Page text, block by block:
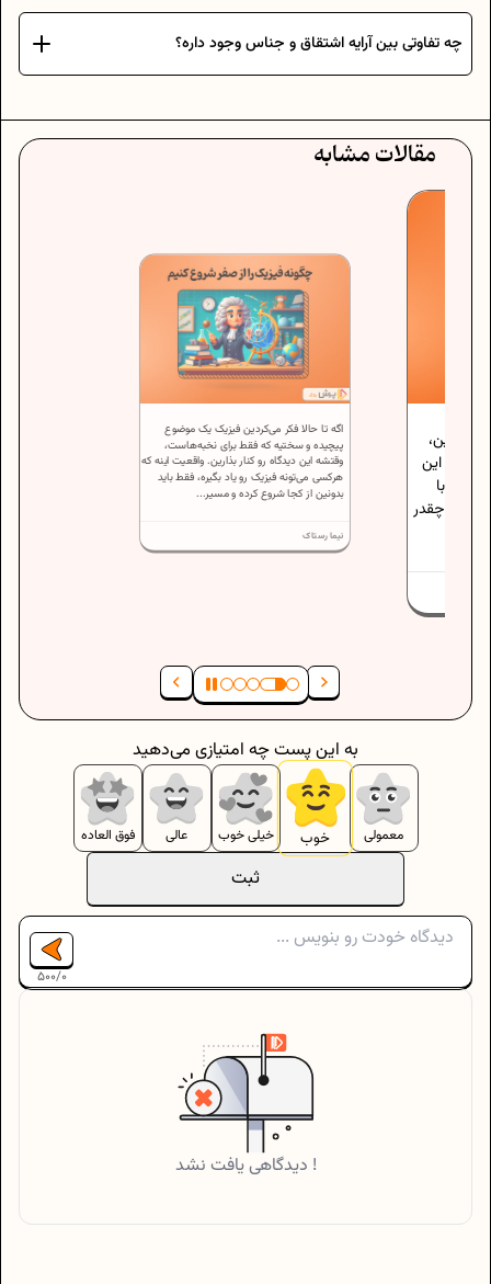
چه تفاوتی بین آرایه اشتقاق و جناس وجود داره؟
مقالات مشابه
بگیرین،
نیست؛ این
فقط با
هر چقدر
اگه تا حالا فکر می‌کردین فیزیک یک موضوع
پیچیده و سختیه که فقط برای نخبه‌هاست،
وقتشه این دیدگاه رو کنار بذارین. واقعیت اینه که
هرکسی می‌تونه فیزیک رو یاد بگیره، فقط باید
بدونین از کجا شروع کرده و مسیر...
نیما رستاک
ثبت
معمولی خوب خیلی خوب عالی فوق العاده
به این پست چه امتیازی می‌دهید
500/0
دیدگاهی یافت نشد !